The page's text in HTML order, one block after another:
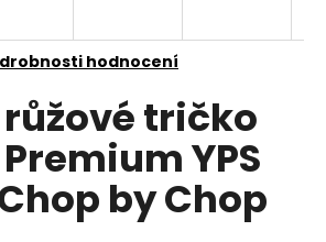
hodnocení
tričko
YPS
by Chop